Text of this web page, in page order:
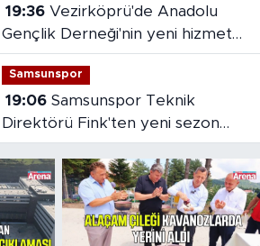
19:36Vezirköprü'de Anadolu
Gençlik Derneği'nin yeni hizmet
binası açıldı
Samsunspor
19:06Samsunspor Teknik
Direktörü Fink'ten yeni sezon
mesajı